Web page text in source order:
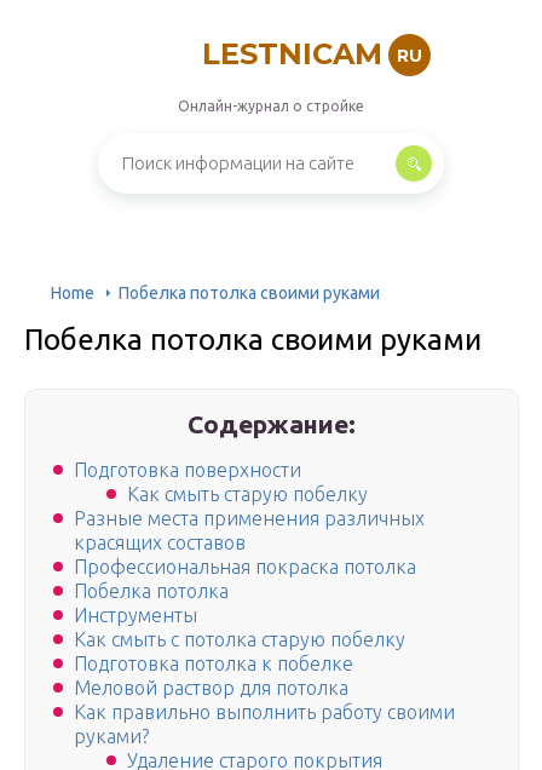
LESTNICAM RU
Онлайн-журнал о стройке
Home Побелка потолка своими руками
Побелка потолка своими руками
Содержание:
Подготовка поверхности
Как смыть старую побелку
Разные места применения различных
красящих составов
Профессиональная покраска потолка
Побелка потолка
Инструменты
Как смыть с потолка старую побелку
Подготовка потолка к побелке
Меловой раствор для потолка
Как правильно выполнить работу своими
руками?
Удаление старого покрытия